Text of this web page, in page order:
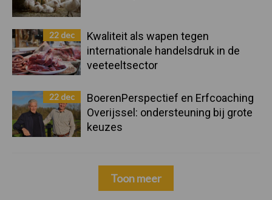
22 dec
Kwaliteit als wapen tegen
internationale handelsdruk in de
veeteeltsector
22 dec
BoerenPerspectief en Erfcoaching
Overijssel: ondersteuning bij grote
keuzes
Toon meer